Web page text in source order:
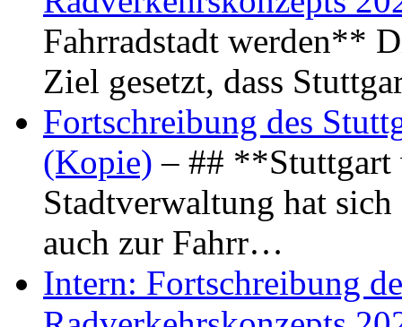
Fahrradstadt werden**
Ziel gesetzt, dass
Fortschreibung des
(Kopie) – ## **Stuttgart
Stadtverwaltung hat
auch zur Fahrr…
Intern: Fortschreibung